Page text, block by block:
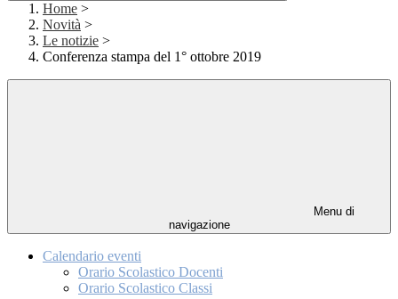
Home >
Novità >
Le notizie >
Conferenza stampa del 1° ottobre 2019
Menu di
navigazione
Calendario eventi
Orario Scolastico Docenti
Orario Scolastico Classi